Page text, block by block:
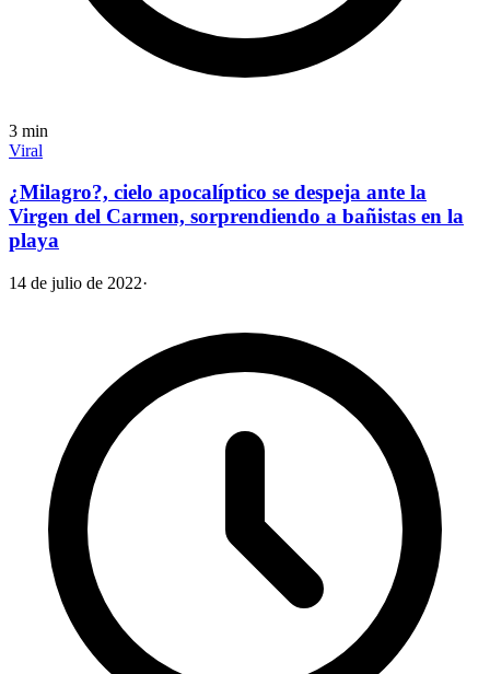
3 min
Viral
¿Milagro?, cielo apocalíptico se despeja ante la
Virgen del Carmen, sorprendiendo a bañistas en la
playa
14 de julio de 2022·